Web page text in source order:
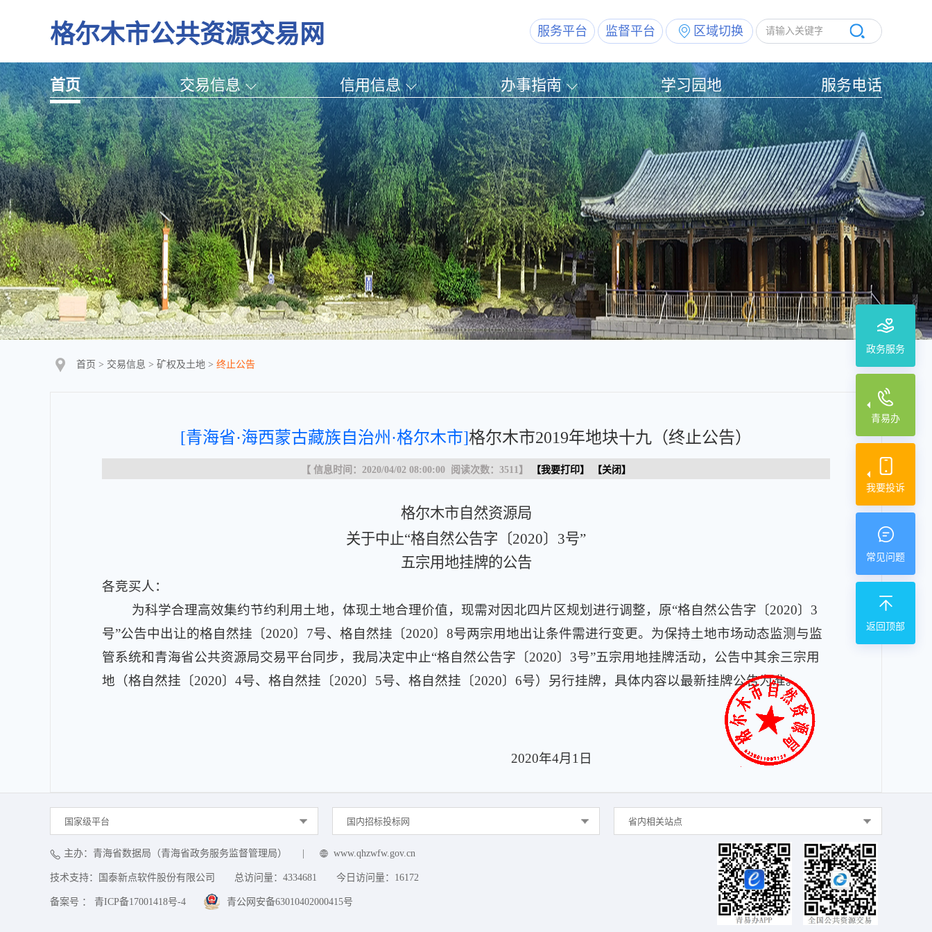
格尔木市公共资源交易网 服务平台 监督平台 区域切换
首页 交易信息 信用信息 办事指南 学习园地 服务电话
政务服务
青易办
我要投诉
常见问题
返回顶部
首页 > 交易信息 > 矿权及土地 > 终止公告
[青海省·海西蒙古藏族自治州·格尔木市]格尔木市2019年地块十九（终止公告）
【 信息时间：2020/04/02 08:00:00 阅读次数： 3511 】 【我要打印】 【关闭 】
格尔木市自然资源局
关于中止“格自然公告字〔2020〕 3号”
五宗用地挂牌的公告
各竞买人：
为科学合理高效集约节约利用土地，体现土地合理价值，现需对因北四片区规划进行调整，原“格自然公告字〔2020〕 3
号”公告中出让的格自然挂〔2020〕 7号、 格自然挂〔2020〕 8号两宗用地出让条件需进行变更。为保持土地市场动态监测与监
管系统和青海省公共资源局交易平台同步，我局决定中止“格自然公告字〔2020〕 3号”五宗用地挂牌活动， 公告中其余三宗用
地 （格自然挂〔2020〕 4号、 格自然挂〔2020〕 5号、 格自然挂〔2020〕 6号） 另行挂牌，具体内容以最新挂牌公告为准。
2020年4月 1 日
国家级平台 国内招标投标网 省内相关站点
主办：青海省数据局（青海省政务服务监督管理局） www.qhzwfw.gov.cn
技术支持：国泰新点软件股份有限公司 总访问量： 4334681 今日访问量： 16172
备案号 ： 青ICP备17001418号-4 青公网安备63010402000415号